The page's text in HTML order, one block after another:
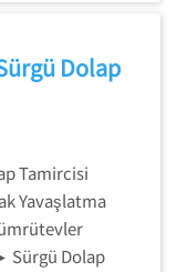
Dolap
Tamircisi
Yavaşlatma
Sürgü Dolap